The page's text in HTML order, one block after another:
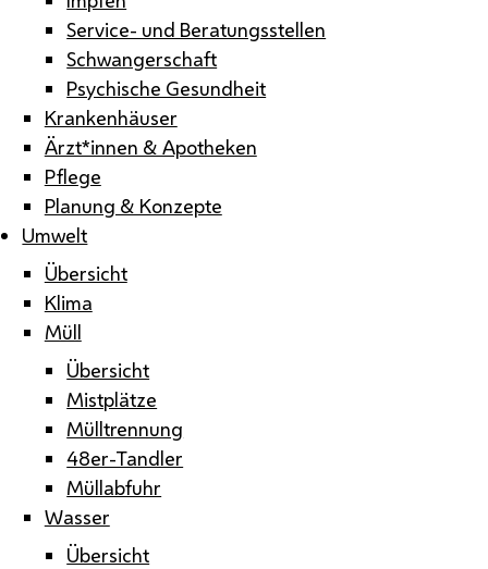
Service- und Beratungsstellen
Schwangerschaft
Psychische Gesundheit
Krankenhäuser
Ärzt*innen & Apotheken
Pflege
Planung & Konzepte
Umwelt
Übersicht
Klima
Müll
Übersicht
Mistplätze
Mülltrennung
48er-Tandler
Müllabfuhr
Wasser
Übersicht